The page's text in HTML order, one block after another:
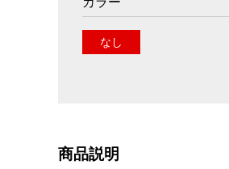
なし
商品説明